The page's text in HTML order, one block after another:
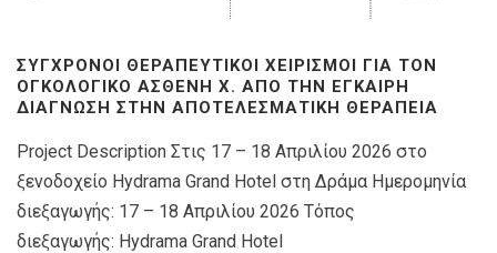
ΣΎΓΧΡΟΝΟΙ ΘΕΡΑΠΕΥΤΙΚΟΊ ΧΕΙΡΙΣΜΟΊ ΓΙΑ ΤΟΝ
ΟΓΚΟΛΟΓΙΚΌ ΑΣΘΕΝΉ X. ΑΠΌ ΤΗΝ ΈΓΚΑΙΡΗ
ΔΙΆΓΝΩΣΗ ΣΤΗΝ ΑΠΟΤΕΛΕΣΜΑΤΙΚΉ ΘΕΡΑΠΕΊΑ
Project Description Στις 17 – 18 Απριλίου 2026 στο
ξενοδοχείο Hydrama Grand Hotel στη Δράμα Ημερομηνία
διεξαγωγής: 17 – 18 Απριλίου 2026 Τόπος
διεξαγωγής: Hydrama Grand Hotel